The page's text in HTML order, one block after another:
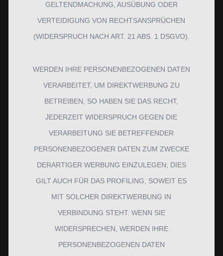
GELTENDMACHUNG, AUSÜBUNG ODER
VERTEIDIGUNG VON RECHTSANSPRÜCHEN
(WIDERSPRUCH NACH ART. 21 ABS. 1 DSGVO).
WERDEN IHRE PERSONENBEZOGENEN DATEN
VERARBEITET, UM DIREKTWERBUNG ZU
BETREIBEN, SO HABEN SIE DAS RECHT,
JEDERZEIT WIDERSPRUCH GEGEN DIE
VERARBEITUNG SIE BETREFFENDER
PERSONENBEZOGENER DATEN ZUM ZWECKE
DERARTIGER WERBUNG EINZULEGEN; DIES
GILT AUCH FÜR DAS PROFILING, SOWEIT ES
MIT SOLCHER DIREKTWERBUNG IN
VERBINDUNG STEHT. WENN SIE
WIDERSPRECHEN, WERDEN IHRE
PERSONENBEZOGENEN DATEN